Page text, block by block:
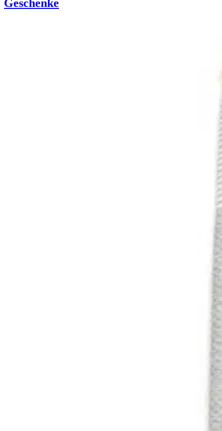
Geschenke